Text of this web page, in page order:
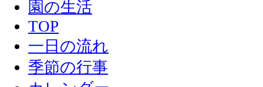
園の生活
TOP
一日の流れ
季節の行事